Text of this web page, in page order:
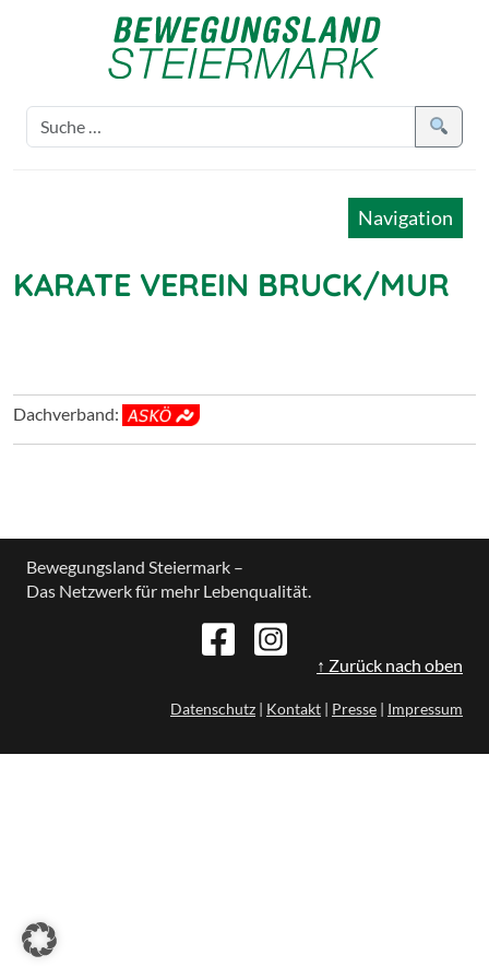
Navigation
KARATE VEREIN BRUCK/MUR
Dachverband:
Bewegungsland Steiermark –
Das Netzwerk für mehr Lebenqualität.
↑ Zurück nach oben
Datenschutz | Kontakt | Presse | Impressum